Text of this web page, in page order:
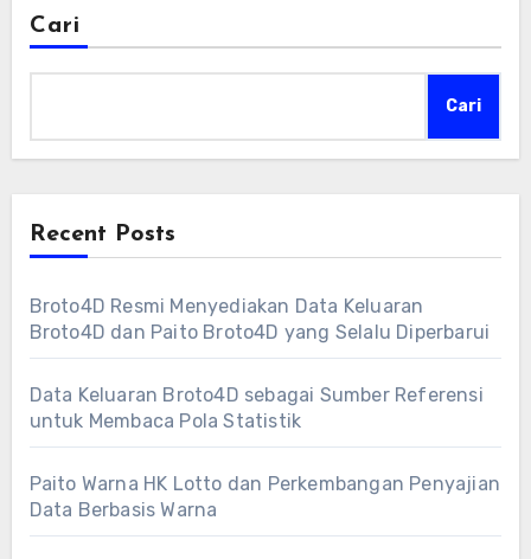
Cari
Cari
Recent Posts
Broto4D Resmi Menyediakan Data Keluaran
Broto4D dan Paito Broto4D yang Selalu Diperbarui
Data Keluaran Broto4D sebagai Sumber Referensi
untuk Membaca Pola Statistik
Paito Warna HK Lotto dan Perkembangan Penyajian
Data Berbasis Warna